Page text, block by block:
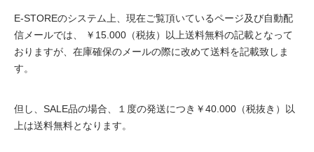
E-STOREのシステム上、現在ご覧頂いているページ及び自動配
信メールでは、 ￥15.000（税抜）以上送料無料の記載となって
おりますが、在庫確保のメールの際に改めて送料を記載致しま
す。
但し、SALE品の場合、１度の発送につき￥40.000（税抜き）以
上は送料無料となります。